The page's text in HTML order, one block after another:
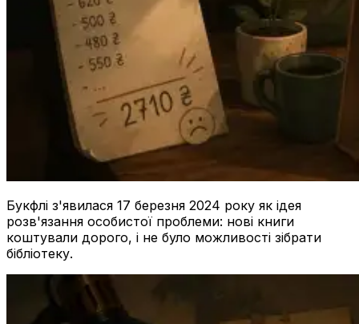
Букфлі з'явилася 17 березня 2024 року як ідея
розв'язання особистої проблеми: нові книги
коштували дорого, і не було можливості зібрати
бібліотеку.